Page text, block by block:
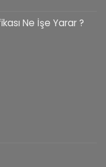
Ne İşe Yarar ?